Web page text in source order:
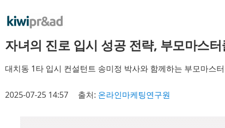
자녀의 진로 입시 성공 전략, 부모마스
대치동 1타 입시 컨설턴트 송미정 박사와 함께하는 부모마스
2025-07-25 14:57 출처: 온라인마케팅연구원